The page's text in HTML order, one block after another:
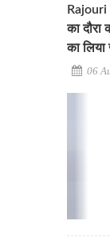
Rajouri
का
का लिया
06